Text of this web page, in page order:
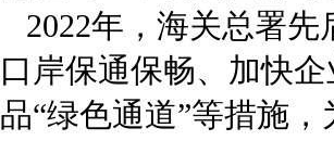
2022年，海关总署
口岸保通保畅、加快
品“绿色通道”等措施